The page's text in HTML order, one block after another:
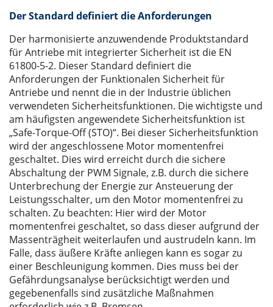
Der Standard definiert die Anforderungen
Der harmonisierte anzuwendende Produktstandard
für Antriebe mit integrierter Sicherheit ist die EN
61800-5-2. Dieser Standard definiert die
Anforderungen der Funktionalen Sicherheit für
Antriebe und nennt die in der Industrie üblichen
verwendeten Sicherheitsfunktionen. Die wichtigste und
am häufigsten angewendete Sicherheitsfunktion ist
„Safe-Torque-Off (STO)“. Bei dieser Sicherheitsfunktion
wird der angeschlossene Motor momentenfrei
geschaltet. Dies wird erreicht durch die sichere
Abschaltung der PWM Signale, z.B. durch die sichere
Unterbrechung der Energie zur Ansteuerung der
Leistungsschalter, um den Motor momentenfrei zu
schalten. Zu beachten: Hier wird der Motor
momentenfrei geschaltet, so dass dieser aufgrund der
Massenträgheit weiterlaufen und austrudeln kann. Im
Falle, dass äußere Kräfte anliegen kann es sogar zu
einer Beschleunigung kommen. Dies muss bei der
Gefährdungsanalyse berücksichtigt werden und
gegebenenfalls sind zusätzliche Maßnahmen